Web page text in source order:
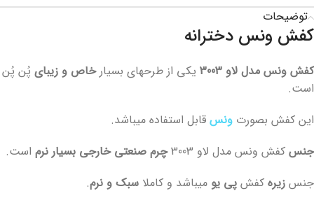
توضیحات
کفش ونس دخترانه
کفش ونس مدل لاو 3003 یکی از طرحهای بسیارخاص و زیبای پُن پُن
است.
این کفش بصورت ونس قابل استفاده میباشد.
جنس کفش ونس مدل لاو 3003 چرم صنعتی خارجی بسیار نرم است.
جنس زیره کفش پی یو میباشد و کاملا سبک و نرم.